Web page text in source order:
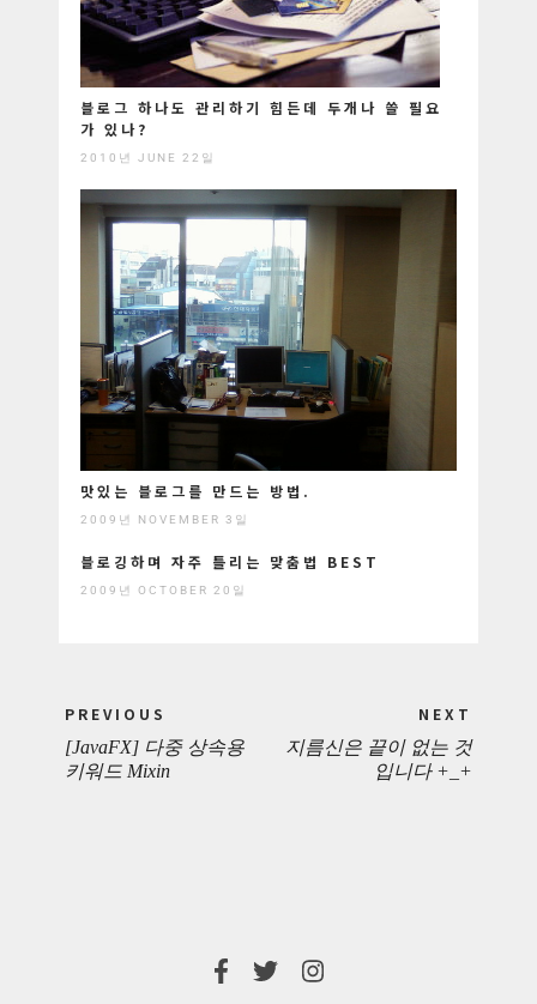
블로그 하나도 관리하기 힘든데 두개나 쓸 필요
가 있나?
2010년 JUNE 22일
맛있는 블로그를 만드는 방법.
2009년 NOVEMBER 3일
블로깅하며 자주 틀리는 맞춤법 BEST
2009년 OCTOBER 20일
navigation
PREVIOUS
PREVIOUS
[JavaFX] 다중 상속용
키워드 Mixin
NEXT
지름신은 끝이 없는 것
입니다 +_+